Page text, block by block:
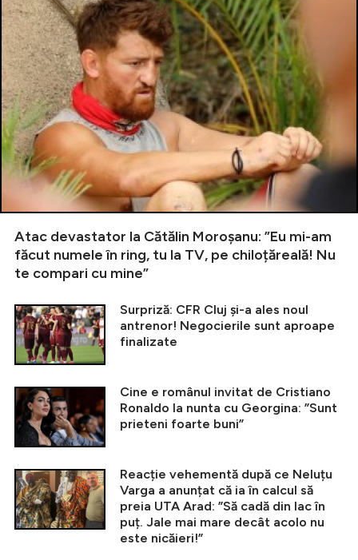
Atac devastator la Cătălin Moroșanu: ”Eu mi-am
făcut numele în ring, tu la TV, pe chiloțăreală! Nu
te compari cu mine”
Surpriză: CFR Cluj și-a ales noul
antrenor! Negocierile sunt aproape
finalizate
Cine e românul invitat de Cristiano
Ronaldo la nunta cu Georgina: ”Sunt
prieteni foarte buni”
Reacție vehementă după ce Neluțu
Varga a anunțat că ia în calcul să
preia UTA Arad: ”Să cadă din lac în
puț. Jale mai mare decât acolo nu
este nicăieri!”